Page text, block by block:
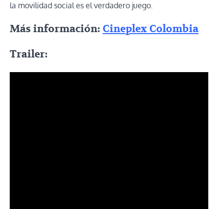
la movilidad social es el verdadero juego.
Más información: Cineplex Colombia
Trailer: